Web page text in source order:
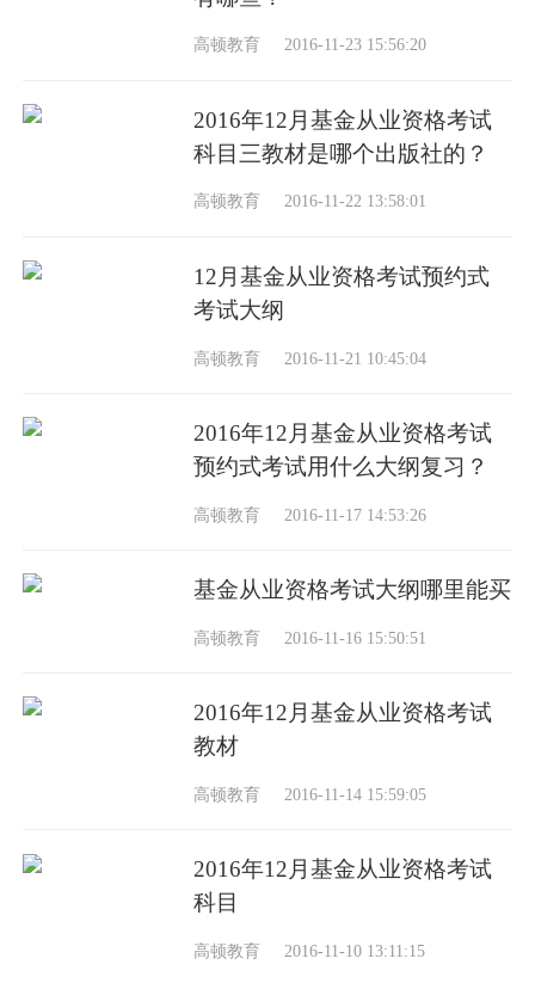
高顿教育 2016-11-23 15:56:20
2016年12月基金从业资格考试
科目三教材是哪个出版社的？
高顿教育 2016-11-22 13:58:01
12月基金从业资格考试预约式
考试大纲
高顿教育 2016-11-21 10:45:04
2016年12月基金从业资格考试
预约式考试用什么大纲复习？
高顿教育 2016-11-17 14:53:26
基金从业资格考试大纲哪里能买
高顿教育 2016-11-16 15:50:51
2016年12月基金从业资格考试
教材
高顿教育 2016-11-14 15:59:05
2016年12月基金从业资格考试
科目
高顿教育 2016-11-10 13:11:15